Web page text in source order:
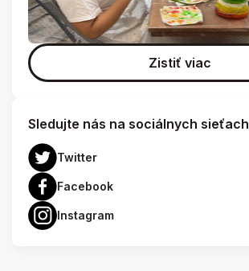
Zistiť viac
Sledujte nás na sociálnych sieťach
Twitter
Facebook
Instagram